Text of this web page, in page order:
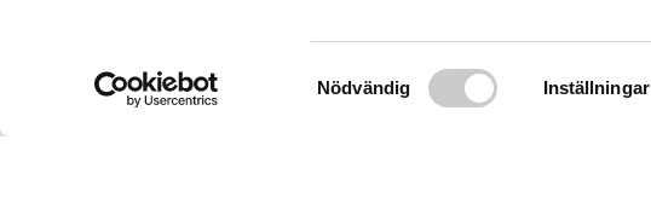
Samtyckesval
Nödvändig Inställningar